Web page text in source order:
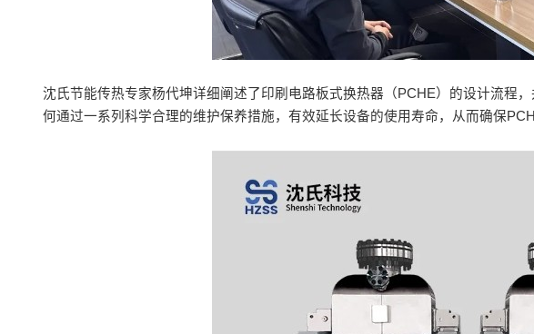
沈氏节能传热专家杨代坤详细阐述了印刷电路板式换热器（PCHE）的设计流程
何通过一系列科学合理的维护保养措施，有效延长设备的使用寿命，从而确保